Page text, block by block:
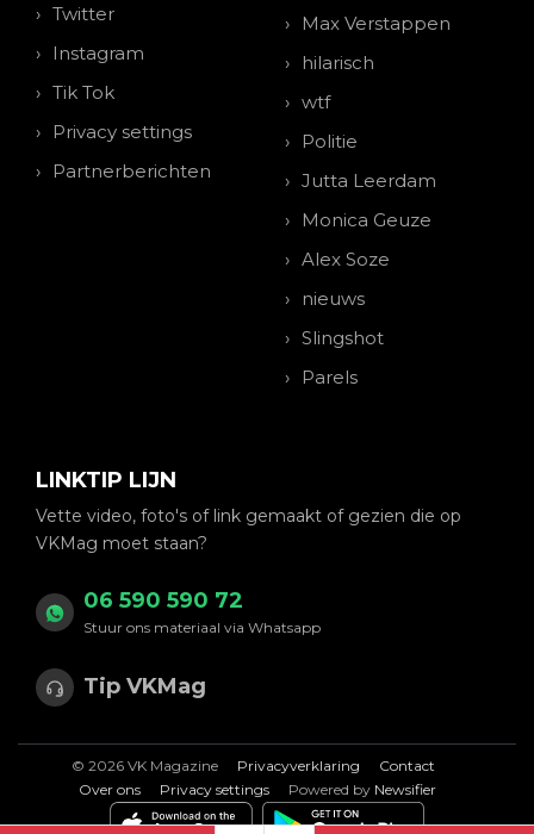
Twitter
Instagram
Tik Tok
Privacy settings
Partnerberichten
Max Verstappen
hilarisch
wtf
Politie
Jutta Leerdam
Monica Geuze
Alex Soze
nieuws
Slingshot
Parels
LINKTIP LIJN
Vette video, foto's of link gemaakt of gezien die op
VKMag moet staan?
06 590 590 72
Stuur ons materiaal via Whatsapp
Tip VKMag
© 2026 VK Magazine Privacyverklaring
Contact
Over ons
Privacy settings Powered by Newsifier